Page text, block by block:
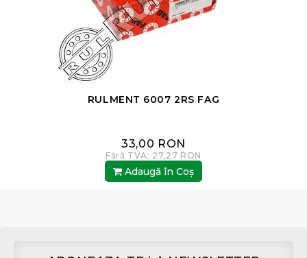
RULMENT 6007 2RS FAG
33,00 RON
Fără TVA: 27,27 RON
Adaugă în Coş